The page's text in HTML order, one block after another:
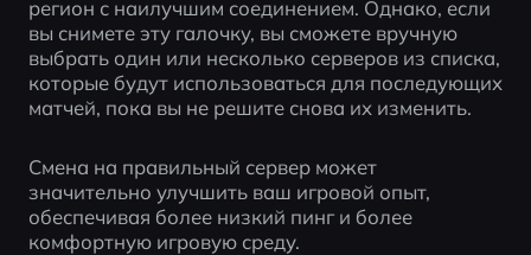
регион с наилучшим соединением. Однако, если
вы снимете эту галочку, вы сможете вручную
выбрать один или несколько серверов из списка,
которые будут использоваться для последующих
матчей, пока вы не решите снова их изменить.
Смена на правильный сервер может
значительно улучшить ваш игровой опыт,
обеспечивая более низкий пинг и более
комфортную игровую среду.